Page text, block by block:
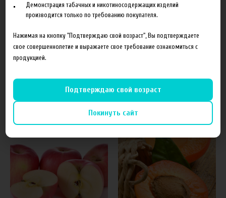
Производитель
The Perfumer's Apprentice
Гарантия
б/г
Похожие товары
Демонстрация табачных и никотиносодержащих изделий
производится только по требованию покупателя.
Нажимая на кнопку "Подтверждаю свой возраст", Вы подтверждаете
свое совершеннолетие и выражаете свое требование ознакомиться с
продукцией.
Подтверждаю свой возраст
Покинуть сайт